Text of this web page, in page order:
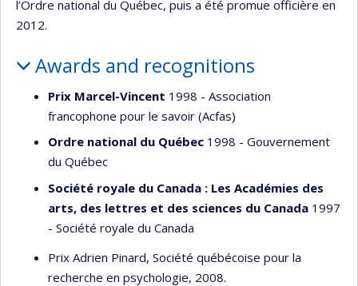
l’Ordre national du Québec, puis a été promue officière en
2012.
Awards and recognitions
Prix Marcel-Vincent 1998 - Association
francophone pour le savoir (Acfas)
Ordre national du Québec 1998 - Gouvernement
du Québec
Société royale du Canada : Les Académies des
arts, des lettres et des sciences du Canada 1997
- Société royale du Canada
Prix Adrien Pinard, Société québécoise pour la
recherche en psychologie, 2008.